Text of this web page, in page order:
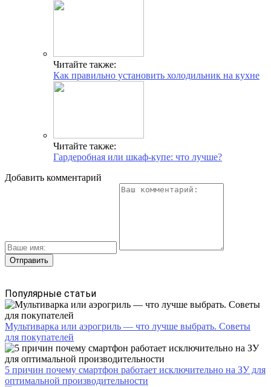
Читайте также:
Как правильно установить холодильник на кухне
Читайте также:
Гардеробная или шкаф-купе: что лучше?
Добавить комментарий
Популярные статьи
Мультиварка или аэрогриль — что лучше выбрать. Советы
для покупателей
5 причин почему смартфон работает исключительно на ЗУ для
оптимальной производительности